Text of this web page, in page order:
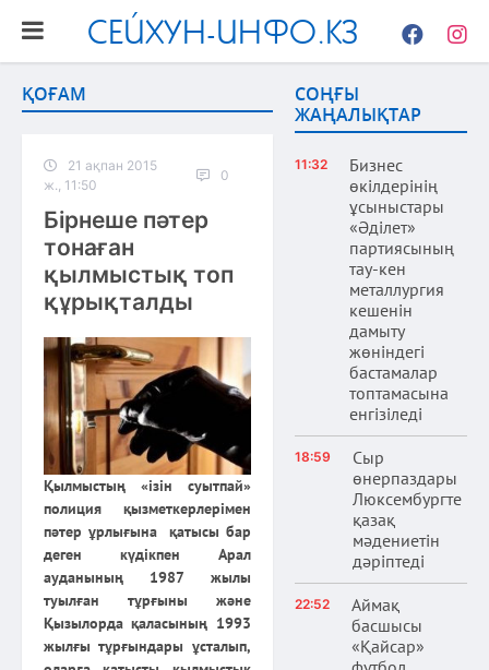
СЕЙХУН-ИНФО.КЗ
Facebook
ҚОҒАМ
21 ақпан 2015
ж., 11:50
0
Бірнеше пәтер
тонаған
қылмыстық топ
құрықталды
Қылмыстың «ізін суытпай»
полиция қызметкерлерімен
пәтер ұрлығына қатысы бар
деген күдікпен Арал
ауданының 1987 жылы
туылған тұрғыны және
Қызылорда қаласының 1993
жылғы тұрғындары ұсталып,
СОҢҒЫ
ЖАҢАЛЫҚТАР
11:32
Бизнес
өкілдерінің
ұсыныстары
«Әділет»
партиясының
тау-кен
металлургия
кешенін
дамыту
жөніндегі
бастамалар
топтамасына
енгізіледі
18:59
Сыр
өнерпаздары
Люксембургте
қазақ
мәдениетін
дәріптеді
22:52
Аймақ
басшысы
«Қайсар»